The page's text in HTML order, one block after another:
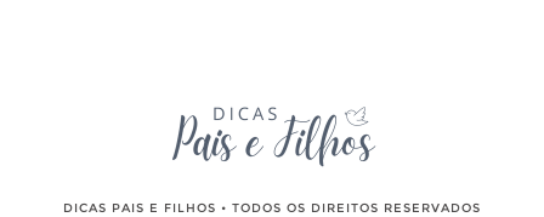
DICAS PAIS E FILHOS • TODOS OS DIREITOS RESERVADOS